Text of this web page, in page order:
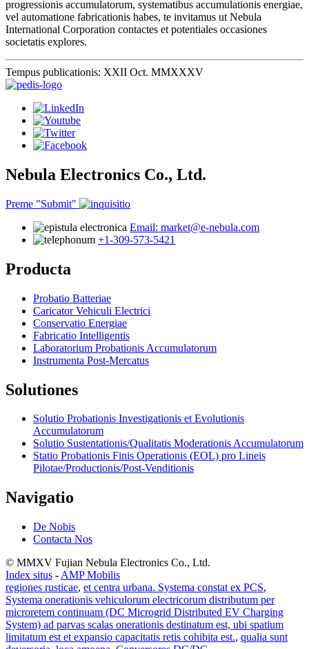
progressionis accumulatorum, systematibus accumulationis energiae,
vel automatione fabricationis habes, te invitamus ut Nebula
International Corporation contactes et potentiales occasiones
societatis explores.
Tempus publicationis: XXII Oct. MMXXXV
Nebula Electronics Co., Ltd.
Preme "Submit"
Email: market@e-nebula.com
+1-309-573-5421
Producta
Probatio Batteriae
Caricator Vehiculi Electrici
Conservatio Energiae
Fabricatio Intelligentis
Laboratorium Probationis Accumulatorum
Instrumenta Post-Mercatus
Solutiones
Solutio Probationis Investigationis et Evolutionis
Accumulatorum
Solutio Sustentationis/Qualitatis Moderationis Accumulatorum
Statio Probationis Finis Operationis (EOL) pro Lineis
Pilotae/Productionis/Post-Venditionis
Navigatio
De Nobis
Contacta Nos
© MMXV Fujian Nebula Electronics Co., Ltd.
Index situs - AMP Mobilis
regiones rusticae, et centra urbana. Systema constat ex PCS,
Systema onerationis vehiculorum electricorum distributum per
microretem continuam (DC Microgrid Distributed EV Charging
System) ad parvas scalas onerationis destinatum est, ubi spatium
limitatum est et expansio capacitatis retis cohibita est., qualia sunt